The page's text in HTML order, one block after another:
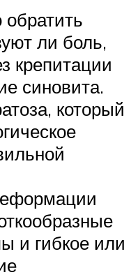
ли боль,
крепитации
синовита.
который
и гибкое или